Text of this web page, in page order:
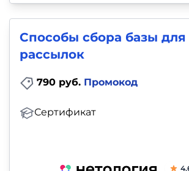
Способы сбора базы
рассылок
790 руб. Промокод
Сертификат